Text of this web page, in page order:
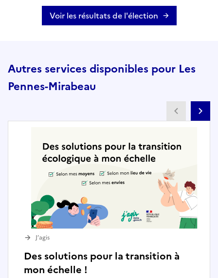
Voir les résultats de l'élection
Autres services disponibles pour Les
Pennes-Mirabeau
Des solutions pour la transition à
mon échelle !
J’agis